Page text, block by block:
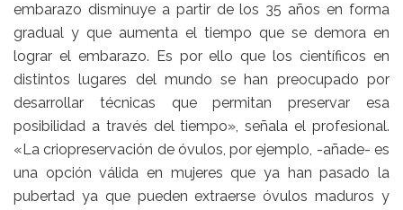
embarazo disminuye a partir de los 35 años en forma
gradual y que aumenta el tiempo que se demora en
lograr el embarazo. Es por ello que los científicos en
distintos lugares del mundo se han preocupado por
desarrollar técnicas que permitan preservar esa
posibilidad a través del tiempo», señala el profesional.
«La criopreservación de óvulos, por ejemplo, -añade- es
una opción válida en mujeres que ya han pasado la
pubertad ya que pueden extraerse óvulos maduros y